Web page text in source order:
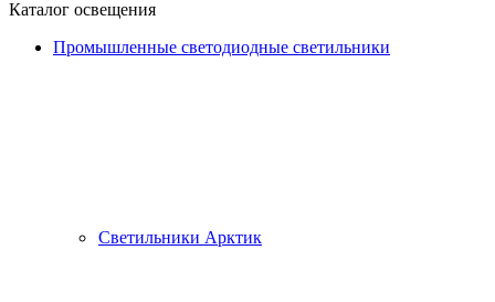
Каталог освещения
Промышленные светодиодные светильники
Светильники Арктик